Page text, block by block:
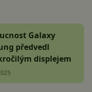
Galaxy
předvedl
displejem